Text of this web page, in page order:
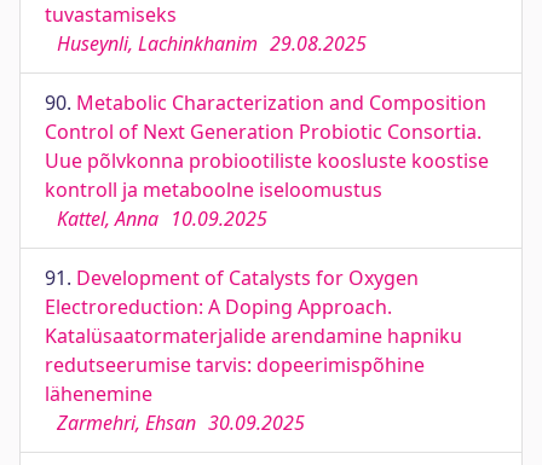
tuvastamiseks
Huseynli, Lachinkhanim 29.08.2025
90. Metabolic Characterization and Composition
Control of Next Generation Probiotic Consortia.
Uue põlvkonna probiootiliste koosluste koostise
kontroll ja metaboolne iseloomustus
Kattel, Anna 10.09.2025
91. Development of Catalysts for Oxygen
Electroreduction: A Doping Approach.
Katalüsaatormaterjalide arendamine hapniku
redutseerumise tarvis: dopeerimispõhine
lähenemine
Zarmehri, Ehsan 30.09.2025